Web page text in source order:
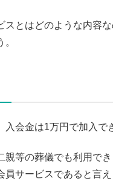
スとはどのような内容
入会金は1万円で加入で
親等の葬儀でも利用で
員サービスであると言え